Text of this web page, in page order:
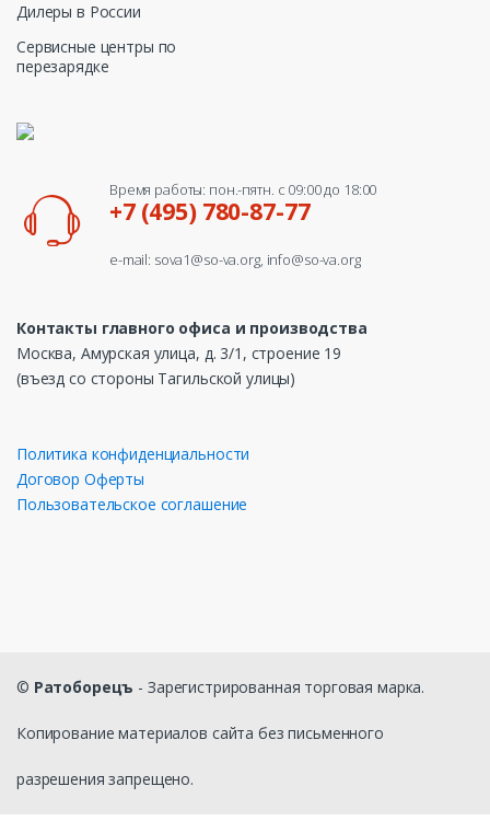
Дилеры в России
Сервисные центры по
перезарядке
Время работы: пон.-пятн. с 09:00 до 18:00
+7 (495) 780-87-77
e-mail: sova1@so-va.org, info@so-va.org
Контакты главного офиса и производства
Москва, Амурская улица, д. 3/1, строение 19
(въезд со стороны Тагильской улицы)
Политика конфиденциальности
Договор Оферты
Пользовательское соглашение
© Ратоборецъ - Зарегистрированная торговая марка.
Копирование материалов сайта без письменного
разрешения запрещено.